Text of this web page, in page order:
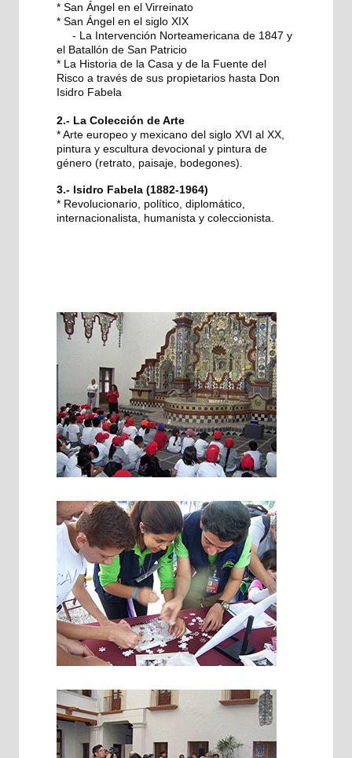
* San Ángel en el Virreinato
* San Ángel en el siglo XIX
- La Intervención Norteamericana de 1847 y
el Batallón de San Patricio
* La Historia de la Casa y de la Fuente del
Risco a través de sus propietarios hasta Don
Isidro Fabela
2.- La Colección de Arte
* Arte europeo y mexicano del siglo XVI al XX,
pintura y escultura devocional y pintura de
género (retrato, paisaje, bodegones).
3.- Isidro Fabela (1882-1964)
* Revolucionario, político, diplomático,
internacionalista, humanista y coleccionista.